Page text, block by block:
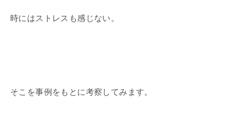
時にはストレスも感じない。
そこを事例をもとに考察してみます。